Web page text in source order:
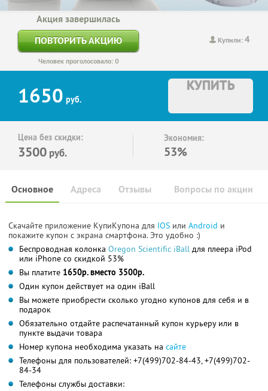
Купили:4
Акция завершилась
ПОВТОРИТЬ АКЦИЮ
Человек проголосовало: 0
1650 руб.
КУПИТЬ
Цена без скидки:
3500 руб.
Экономия:
53%
Основное Отзывы Вопросы по акции
Адреса
Скачайте приложение КупиКупона для IOS или Android и
покажите купон с экрана смартфона. Это удобно :)
Беспроводная колонка Oregon Scientific iBall для плеера iPod
или iPhone со скидкой 53%
Вы платите 1650р. вместо 3500р.
Один купон действует на один iBall
Вы можете приобрести сколько угодно купонов для себя и в
подарок
Обязательно отдайте распечатанный купон курьеру или в
пункте выдачи товара
Номер купона необходима указать на сайте
Телефоны для пользователей: +7(499)702-84-43, +7(499)702-
84-34
Телефоны службы доставки: